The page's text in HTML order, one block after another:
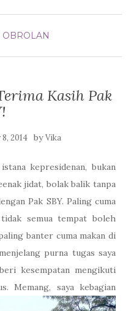
OBROLAN
Kasih Pak
2014 byVika
kepresidenan, bukan
jidat, bolak balik tanpa
Pak SBY. Paling cuma
semua tempat boleh
banter cuma makan di
purna tugas saya
kesempatan mengikuti
Memang, saya kebagian